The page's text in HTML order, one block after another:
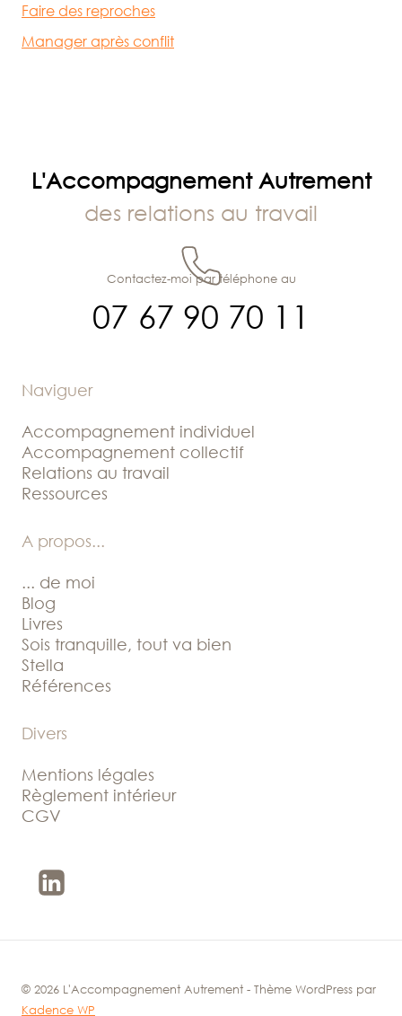
Faire des reproches
Manager après conflit
L'Accompagnement Autrement
des relations au travail
07 67 90 70 11
Contactez-moi par téléphone au
Naviguer
Accompagnement individuel
Accompagnement collectif
Relations au travail
Ressources
A propos...
... de moi
Blog
Livres
Sois tranquille, tout va bien
Stella
Références
Divers
Mentions légales
Règlement intérieur
CGV
© 2026 L'Accompagnement Autrement - Thème WordPress par
Kadence WP